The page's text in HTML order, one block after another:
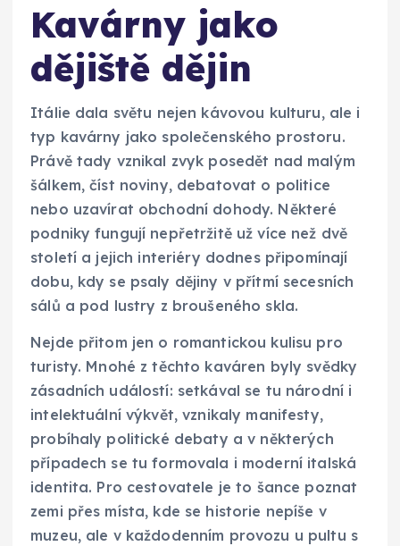
Kavárny jako
dějiště dějin
Itálie dala světu nejen kávovou kulturu, ale i
typ kavárny jako společenského prostoru.
Právě tady vznikal zvyk posedět nad malým
šálkem, číst noviny, debatovat o politice
nebo uzavírat obchodní dohody. Některé
podniky fungují nepřetržitě už více než dvě
století a jejich interiéry dodnes připomínají
dobu, kdy se psaly dějiny v přítmí secesních
sálů a pod lustry z broušeného skla.
Nejde přitom jen o romantickou kulisu pro
turisty. Mnohé z těchto kaváren byly svědky
zásadních událostí: setkával se tu národní i
intelektuální výkvět, vznikaly manifesty,
probíhaly politické debaty a v některých
případech se tu formovala i moderní italská
identita. Pro cestovatele je to šance poznat
zemi přes místa, kde se historie nepíše v
muzeu, ale v každodenním provozu u pultu s